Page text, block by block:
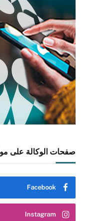
صفحات الوكالة على
Facebook
Instagram